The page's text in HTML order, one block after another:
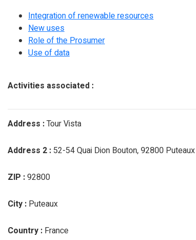
Integration of renewable resources
New uses
Role of the Prosumer
Use of data
Activities associated :
Address :Tour Vista
Address 2 : 52-54 Quai Dion Bouton, 92800 Puteaux
ZIP :92800
City : Puteaux
Country : France